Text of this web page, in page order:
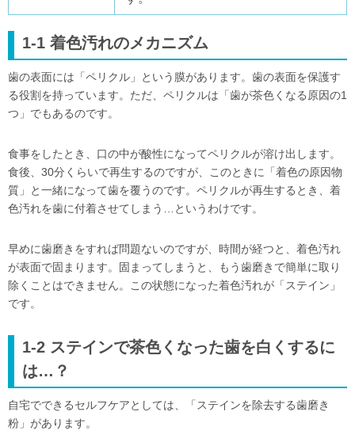
1-1 着色汚れのメカニズム
歯の表面には「ペリクル」という膜があります。歯の表面を保護す
る役割を持っています。ただ、ペリクルは「歯が茶色くなる原因の1
つ」でもあるのです。
食事をしたとき、口の中が酸性になってペリクルが溶け出します。
食後、30分くらいで再生するのですが、このときに「着色の原因物
質」と一緒になって歯を覆うのです。ペリクルが再生するとき、着
色汚れを歯に付着させてしまう…というわけです。
早めに歯磨きをすれば問題ないのですが、時間が経つと、着色汚れ
が表面で固まります。固まってしまうと、もう歯磨きで簡単に取り
除くことはできません。この状態になった着色汚れが「ステイン」
です。
1-2 ステインで茶色くなった歯を白くするに
は…？
自宅でできるセルフケアとしては、「ステインを除去する歯磨き
粉」があります。